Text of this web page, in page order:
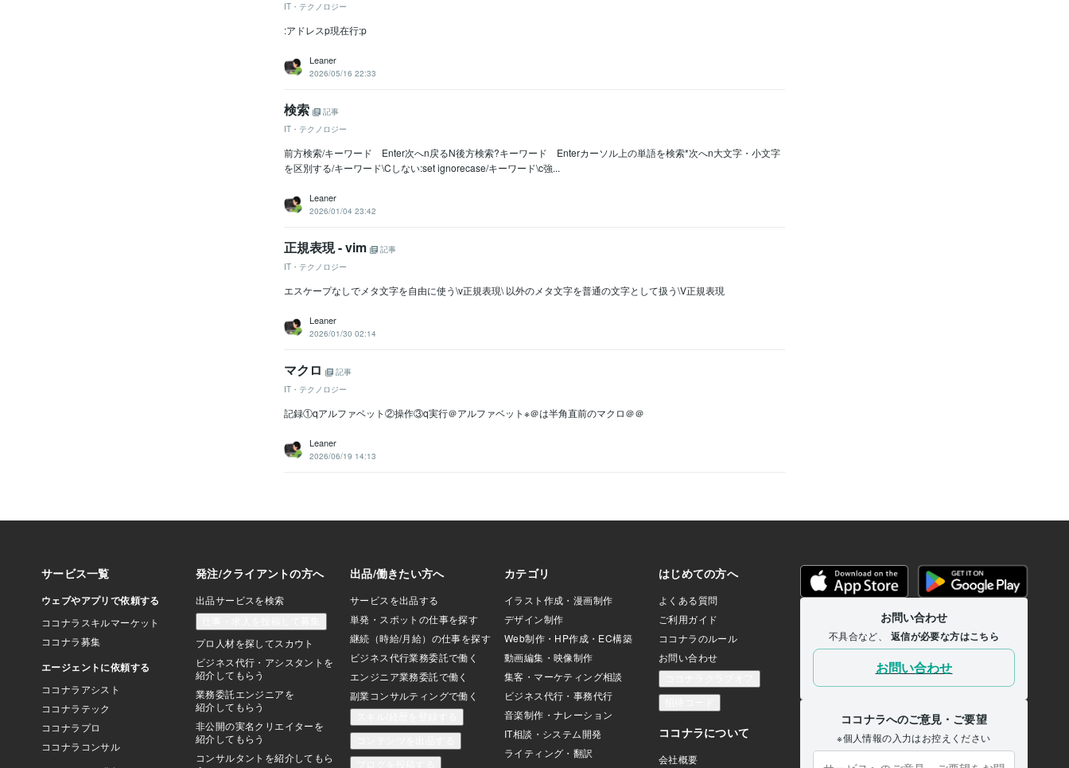
IT・テクノロジー
:アドレスp現在行:p
Leaner
2026/05/16 22:33
検索
記事
IT・テクノロジー
前方検索/キーワード Enter次へn戻るN後方検索?キーワード Enterカーソル上の単語を検索*次へn大文字・小文字
を区別する/キーワード\Cしない:set ignorecase/キーワード\c強...
Leaner
2026/01/04 23:42
正規表現 - vim
記事
IT・テクノロジー
エスケープなしでメタ文字を自由に使う\v正規表現\ 以外のメタ文字を普通の文字として扱う\V正規表現
Leaner
2026/01/30 02:14
マクロ
記事
IT・テクノロジー
記録①qアルファベット②操作③q実行＠アルファベット※＠は半角直前のマクロ＠＠
Leaner
2026/06/19 14:13